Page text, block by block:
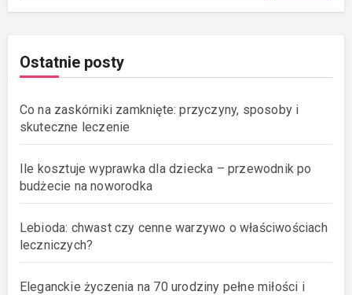
Ostatnie posty
Co na zaskórniki zamknięte: przyczyny, sposoby i
skuteczne leczenie
Ile kosztuje wyprawka dla dziecka – przewodnik po
budżecie na noworodka
Lebioda: chwast czy cenne warzywo o właściwościach
leczniczych?
Eleganckie życzenia na 70 urodziny pełne miłości i